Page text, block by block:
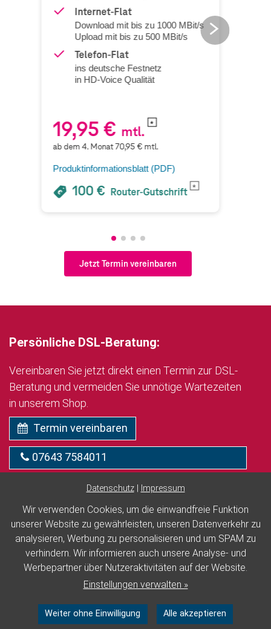
Internet-Flat
Download mit bis zu 1000MBit/s
Upload mit bis zu 500MBit/s
Telefon-Flat
ins deutsche Festnetz
in HD-Voice Qualität
19,95€ mtl.
ab dem4. Monat70,95€ mtl.
Produktinformationsblatt (PDF)
100€ Router-Gutschrift
next
Jetzt Termin vereinbaren
Persönliche DSL-Beratung:
Vereinbaren Sie jetzt direkt einen Termin zur DSL-
Beratung und vermeiden Sie unnötige Wartezeiten
in unserem Shop.
Termin vereinbaren
07643 7584011
Facebook
Instagram
Impressum Datenschutz
Versandrichtlinien
Hinweisgeber-Portal
Barrierefreiheit
Cookie Einstellungen
Barrierefreie Website
Datenschutz| Impressum
Wir verwenden Cookies, um die einwandfreie Funktion
unserer Website zu gewährleisten, unseren Datenverkehr zu
analysieren, Werbung zu personalisieren und um SPAM zu
verhindern. Wir informieren auch unsere Analyse- und
Werbepartner über Nutzeraktivitäten auf der Website.
Einstellungen verwalten »
Weiter ohne Einwilligung Alle akzeptieren